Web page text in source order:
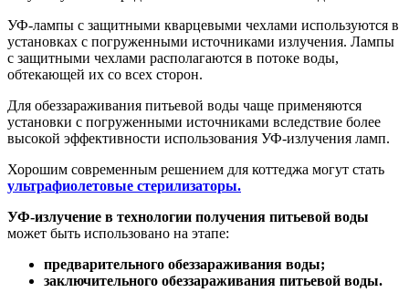
УФ-лампы с защитными кварцевыми чехлами используются в
установках с погруженными источниками излучения. Лампы
с защитными чехлами располагаются в потоке воды,
обтекающей их со всех сторон.
Для обеззараживания питьевой воды чаще применяются
установки с погруженными источниками вследствие более
высокой эффективности использования УФ-излучения ламп.
Хорошим современным решением для коттеджа могут стать
ультрафиолетовые стерилизаторы.
УФ-излучение в технологии получения питьевой воды
может быть использовано на этапе:
предварительного обеззараживания воды;
заключительного обеззараживания питьевой воды.